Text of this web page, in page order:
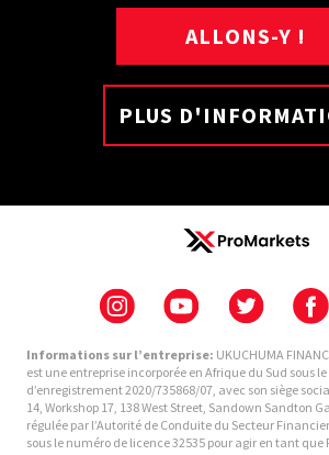
ALLONS-Y !
PLUS
Informations sur l’entreprise: UKUCHUMA
est une entreprise incorporée en Afrique du Sud sous
d’enregistrement 2020/735868/07, avec son siège
14, Workshop 17, 138 West Street, Sandown Sandton
régulée par l’Autorité de Conduite du Secteur
sous le numéro de licence 32535 pour agir en tant que